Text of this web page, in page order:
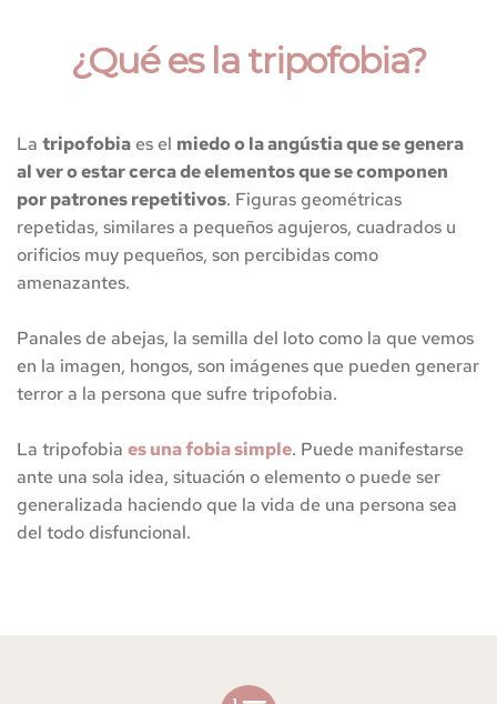
Síntomas de la tripofobia
Causas de la tripofobia
Tratamiento de la tripofobia desde la Terapia
Breve Estratégica
Supera la tripofobia
¿Crees que sufres Tripofobia?
¿Qué es la tripofobia?
La tripofobia es el miedo o la angústia que se genera
al ver o estar cerca de elementos que se componen
por patrones repetitivos. Figuras geométricas
repetidas, similares a pequeños agujeros, cuadrados u
orificios muy pequeños, son percibidas como
amenazantes.
Panales de abejas, la semilla del loto como la que vemos
en la imagen, hongos, son imágenes que pueden generar
terror a la persona que sufre tripofobia.
La tripofobia es una fobia simple. Puede manifestarse
ante una sola idea, situación o elemento o puede ser
generalizada haciendo que la vida de una persona sea
del todo disfuncional.